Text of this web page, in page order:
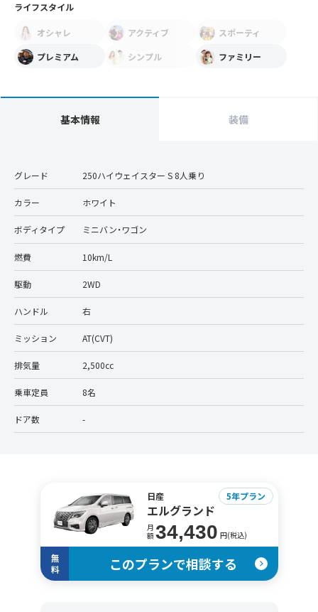
ライフスタイル
オシャレ アクティブ
スポーティ
プレミアム
シンプル ファミリー
基本情報 装備
グレード 250ハイウェイスター S 8人乗り
カラー ホワイト
ボディタイプ ミニバン・ワゴン
燃費 10km/L
駆動 2WD
ハンドル 右
ミッション AT(CVT)
排気量 2,500cc
乗車定員 8名
ドア数 -
日産
エルグランド
月
額34,430 円(税込)
5年プラン
無
料
このプランで相談する